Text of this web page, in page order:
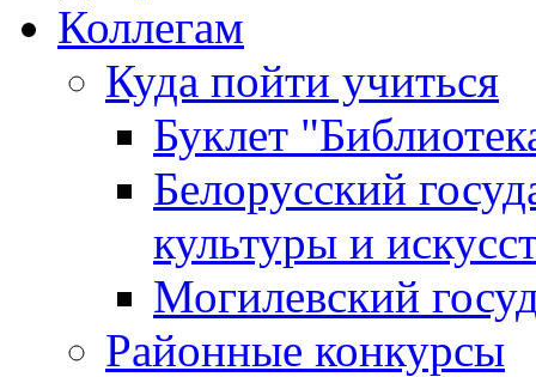
Коллегам
Куда пойти учиться
Буклет
Белорусский
культуры и
Могилевский
Районные конкурсы